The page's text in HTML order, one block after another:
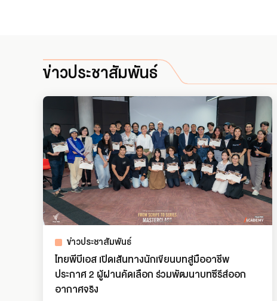
ข่าวประชาสัมพันธ์
ข่าวประชาสัมพันธ์
ไทยพีบีเอส เปิดเส้นทางนักเขียนบทสู่มืออาชีพ
ประกาศ 2 ผู้ผ่านคัดเลือก ร่วมพัฒนาบทซีรีส์ออก
อากาศจริง